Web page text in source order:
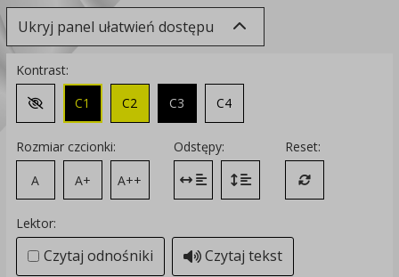
Ukryj panel ułatwień dostępu
Kontrast:
Zmień kontrast na domyślny
C1 C2 C3 C4
Rozmiar czcionki:
A
A+ A++
Odstępy:
Zmień odstęp między literami
Zmień interlinię i margines
Reset:
Przywróć
Lektor:
Czytaj odnośniki Czytaj tekst